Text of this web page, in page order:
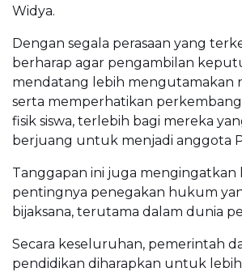
Widya.
Dengan segala perasaan yang
berharap agar pengambilan
mendatang lebih mengutamakan
serta memperhatikan
fisik siswa, terlebih bagi mereka
berjuang untuk menjadi anggota
Tanggapan ini juga mengingatkan
pentingnya penegakan hukum
bijaksana, terutama dalam dunia
Secara keseluruhan, pemerintah
pendidikan diharapkan untuk